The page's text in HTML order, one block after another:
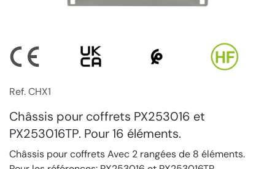
Ref. CHX1
Châssis pour coffrets PX253016 et
PX253016TP. Pour 16 éléments.
Châssis pour coffrets Avec 2 rangées de 8 éléments.